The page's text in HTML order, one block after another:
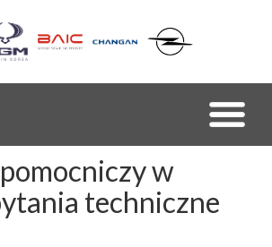
w
techniczne